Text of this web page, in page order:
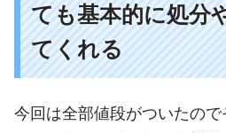
ても基本的に処分
てくれる
今回は全部値段がついたの